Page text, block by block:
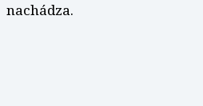
nachádza.